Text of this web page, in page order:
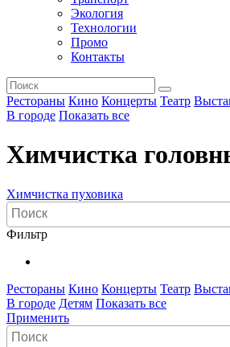
Экология
Технологии
Промо
Контакты
Рестораны Кино Концерты Театр
В городе Показать все
Химчистка
Химчистка пуховика
Фильтр
Рестораны Кино Концерты Театр
В городе Детям Показать все
Применить